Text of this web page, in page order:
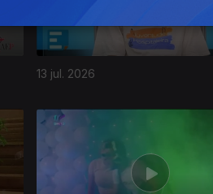
13 jul. 2026